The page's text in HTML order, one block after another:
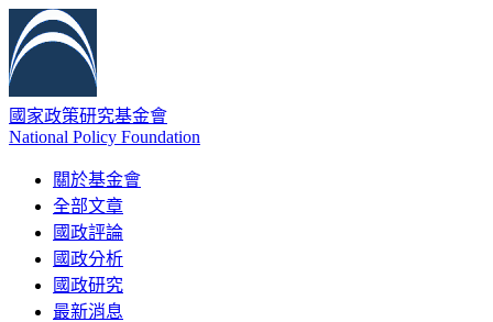
國家政策研究基金會
National Policy Foundation
關於基金會
全部文章
國政評論
國政分析
國政研究
最新消息